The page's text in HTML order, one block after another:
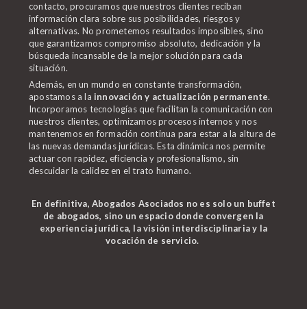
contacto, procuramos que nuestros clientes reciban
información clara sobre sus posibilidades, riesgos y
alternativas. No prometemos resultados imposibles, sino
que garantizamos compromiso absoluto, dedicación y la
búsqueda incansable de la mejor solución para cada
situación.
Además, en un mundo en constante transformación,
apostamos a la innovación y actualización permanente.
Incorporamos tecnologías que facilitan la comunicación con
nuestros clientes, optimizamos procesos internos y nos
mantenemos en formación continua para estar a la altura de
las nuevas demandas jurídicas. Esta dinámica nos permite
actuar con rapidez, eficiencia y profesionalismo, sin
descuidar la calidez en el trato humano.
En definitiva, Abogados Asociados no es solo un buffet
de abogados, sino un espacio donde convergen la
experiencia jurídica, la visión interdisciplinaria y la
vocación de servicio.